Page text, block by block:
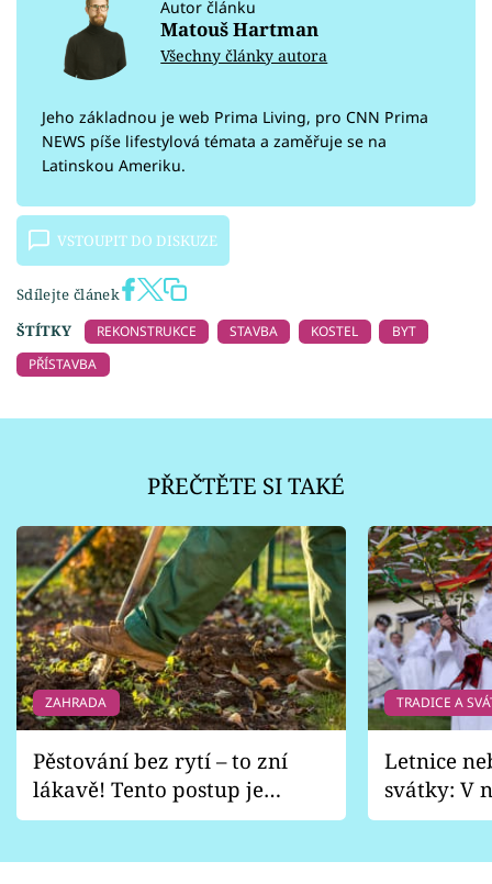
Autor článku
Matouš Hartman
Všechny články autora
Jeho základnou je web Prima Living, pro CNN Prima
NEWS píše lifestylová témata a zaměřuje se na
Latinskou Ameriku.
VSTOUPIT DO DISKUZE
Sdílejte článek
ŠTÍTKY
REKONSTRUKCE STAVBA KOSTEL
BYT
PŘÍSTAVBA
PŘEČTĚTE SI TAKÉ
ZAHRADA
Pěstování bez rytí – to zní
lákavě! Tento postup je
vhodný jen pro některé
TRADICE A
Letnice
svátky: V
pondělí